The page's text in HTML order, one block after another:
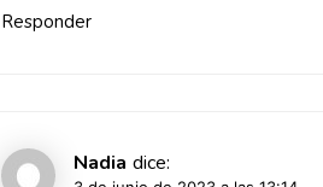
Responder
Nadia dice: